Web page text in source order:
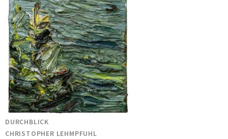
DURCHBLICK
CHRISTOPHER LEHMPFUHL